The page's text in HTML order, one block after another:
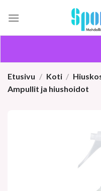
Etusivu / Koti /
Ampullit ja hiushoidot